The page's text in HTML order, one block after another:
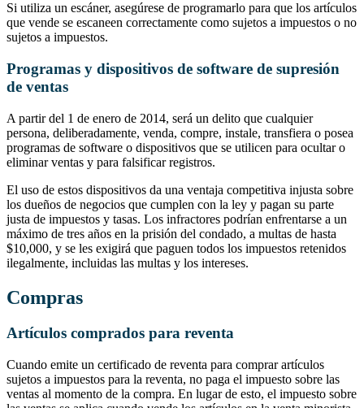
Si utiliza un escáner, asegúrese de programarlo para que los artículos
que vende se escaneen correctamente como sujetos a impuestos o no
sujetos a impuestos.
Programas y dispositivos de software de supresión
de ventas
A partir del 1 de enero de 2014, será un delito que cualquier
persona, deliberadamente, venda, compre, instale, transfiera o posea
programas de software o dispositivos que se utilicen para ocultar o
eliminar ventas y para falsificar registros.
El uso de estos dispositivos da una ventaja competitiva injusta sobre
los dueños de negocios que cumplen con la ley y pagan su parte
justa de impuestos y tasas. Los infractores podrían enfrentarse a un
máximo de tres años en la prisión del condado, a multas de hasta
$10,000, y se les exigirá que paguen todos los impuestos retenidos
ilegalmente, incluidas las multas y los intereses.
Compras
Artículos comprados para reventa
Cuando emite un certificado de reventa para comprar artículos
sujetos a impuestos para la reventa, no paga el impuesto sobre las
ventas al momento de la compra. En lugar de esto, el impuesto sobre